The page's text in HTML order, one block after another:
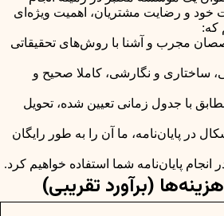
خود و رضایت مشتریان، اهمیت ویژه‌ای
که:
مجرب و آشنا با روش‌های تحقیقاتی
ساختاری و نگارشی، کاملا صحیح و
با جدول زمانی تعیین شده، تحویل
در پایان‌نامه، ما آن را به طور رایگان
انجام پایان‌نامه شما استفاده خواهیم کرد.
(برآورد تقریبی)